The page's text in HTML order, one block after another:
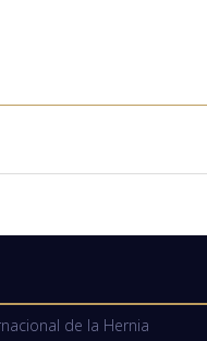
de la Hernia